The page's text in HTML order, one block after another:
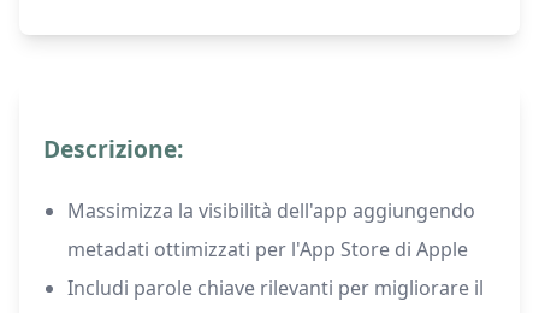
Descrizione:
Massimizza la visibilità dell'app aggiungendo
metadati ottimizzati per l'App Store di Apple
Includi parole chiave rilevanti per migliorare il